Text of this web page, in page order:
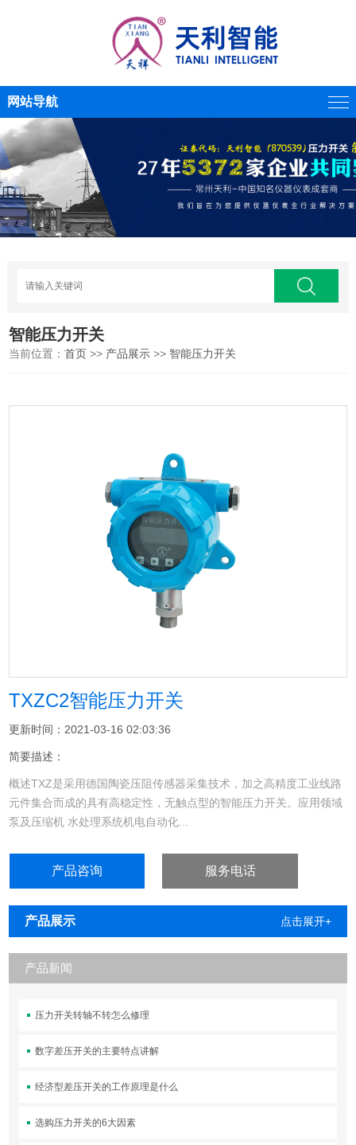
网站导航
智能压力开关
当前位置：首页 >> 产品展示 >> 智能压力开关
TXZC2智能压力开关
更新时间：2021-03-16 02:03:36
简要描述：
概述TXZ是采用德国陶瓷压阻传感器采集技术，加之高精度工业线路
元件集合而成的具有高稳定性，无触点型的智能压力开关。应用领域
泵及压缩机 水处理系统机电自动化...
产品咨询 服务电话
产品展示 点击展开+
产品新闻
压力开关转轴不转怎么修理
数字差压开关的主要特点讲解
经济型差压开关的工作原理是什么
选购压力开关的6大因素